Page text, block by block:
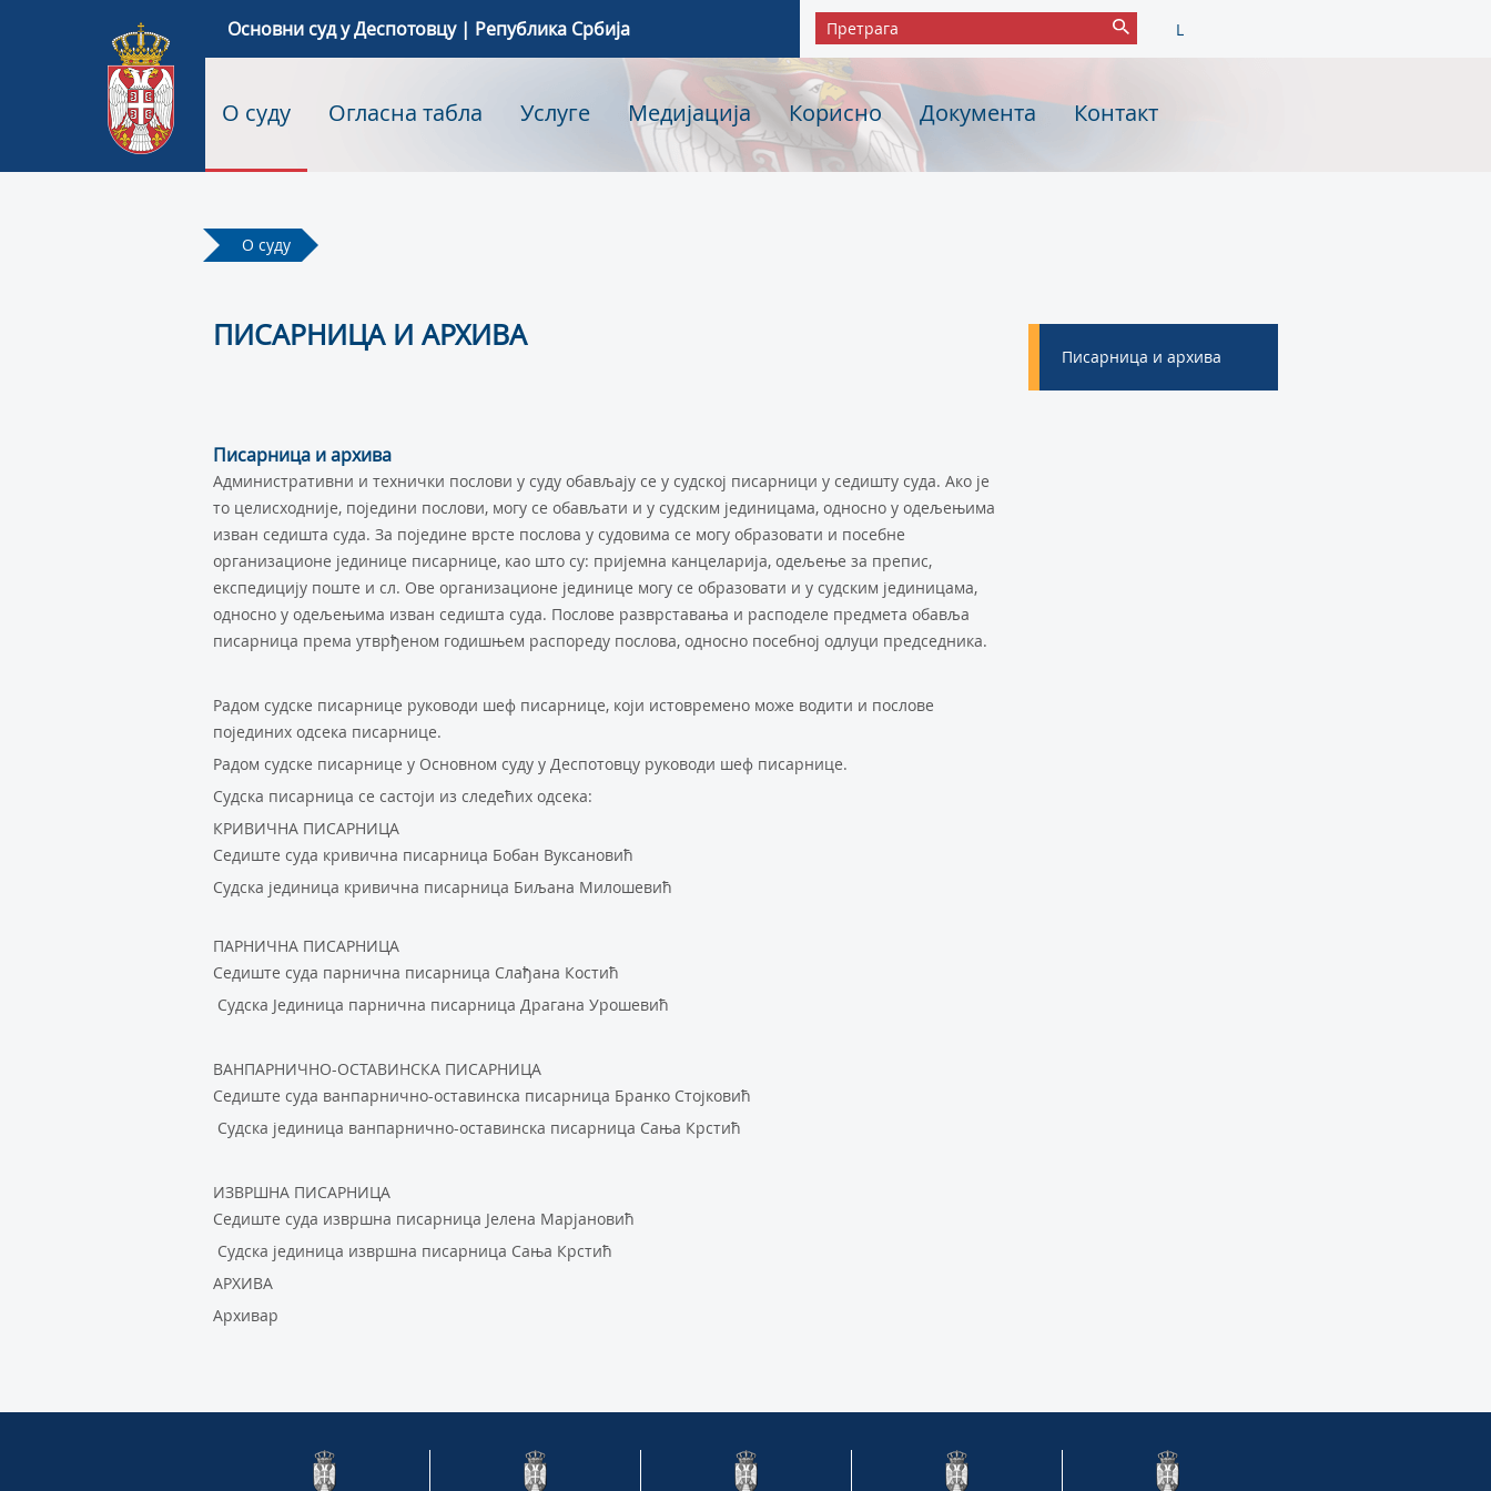
Основни суд у Деспотовцу | Република Србија L
О суду Огласна табла Услуге Медијација Корисно Документа Контакт
О суду
Писарница и архива
ПИСАРНИЦА И АРХИВА
Писарница и архива
Административни и технички послови у суду обављају се у судској писарници у седишту суда. Ако је
то целисходније, поједини послови, могу се обављати и у судским јединицама, односно у одељењима
изван седишта суда. За поједине врсте послова у судовима се могу образовати и посебне
организационе јединице писарнице, као што су: пријемна канцеларија, одељење за препис,
експедицију поште и сл. Ове организационе јединице могу се образовати и у судским јединицама,
односно у одељењима изван седишта суда. Послове разврставања и расподеле предмета обавља
писарница према утврђеном годишњем распореду послова, односно посебној одлуци председника.
Радом судске писарнице руководи шеф писарнице, који истовремено може водити и послове
појединих одсека писарнице.
Радом судске писарнице у Основном суду у Деспотовцу руководи шеф писарнице.
Судска писарница се састоји из следећих одсека:
КРИВИЧНА ПИСАРНИЦА
Седиште суда кривична писарница Бобан Вуксановић
Судска јединица кривична писарница Биљана Милошевић
ПАРНИЧНА ПИСАРНИЦА
Седиште суда парнична писарница Слађана Костић
Судска Јединица парнична писарница Драгана Урошевић
ВАНПАРНИЧНО-ОСТАВИНСКА ПИСАРНИЦА
Седиште суда ванпарнично-оставинска писарница Бранко Стојковић
Судска јединица ванпарнично-оставинска писарница Сања Крстић
ИЗВРШНА ПИСАРНИЦА
Седиште суда извршна писарница Јелена Марјановић
Судска јединица извршна писарница Сања Крстић
АРХИВА
Архивар